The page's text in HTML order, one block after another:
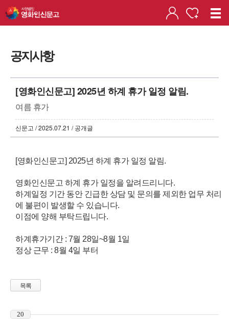
공지사항
[영화인신문고] 2025년 하계 휴가 일정 알림.
여름 휴가
신문고 / 2025.07.21 / 공개글
[영화인신문고] 2025년 하계 휴가 일정 알림.
영화인신문고 하계 휴가 일정을 알려드리니다.
하계일정 기간 동안 긴급한 상담 및 문의를 제외한 업무 처리
에 불편이 발생할 수 있습니다.
이점에 양해 부탁드립니다.
하계휴가기간 : 7월 28일~8월 1일
정상 근무 : 8월 4일 부터
목록
20